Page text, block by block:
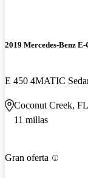
2019 Mercedes-Benz E-
E 450 4MATIC
Coconut Creek, FL
11 millas
Gran oferta